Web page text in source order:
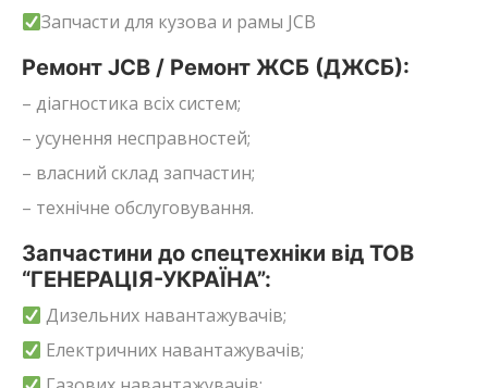
Запчасти для кузова и рамы JCB
Ремонт JCB / Ремонт ЖСБ (ДЖСБ):
– діагностика всіх систем;
– усунення несправностей;
– власний склад запчастин;
– технічне обслуговування.
Запчастини до спецтехніки від ТОВ
“ГЕНЕРАЦІЯ-УКРАЇНА”:
Дизельних навантажувачів;
Електричних навантажувачів;